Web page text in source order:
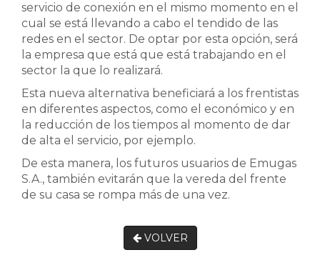
servicio de conexión en el mismo momento en el
cual se está llevando a cabo el tendido de las
redes en el sector. De optar por esta opción, será
la empresa que está que está trabajando en el
sector la que lo realizará.
Esta nueva alternativa beneficiará a los frentistas
en diferentes aspectos, como el económico y en
la reducción de los tiempos al momento de dar
de alta el servicio, por ejemplo.
De esta manera, los futuros usuarios de Emugas
S.A., también evitarán que la vereda del frente
de su casa se rompa más de una vez.
VOLVER